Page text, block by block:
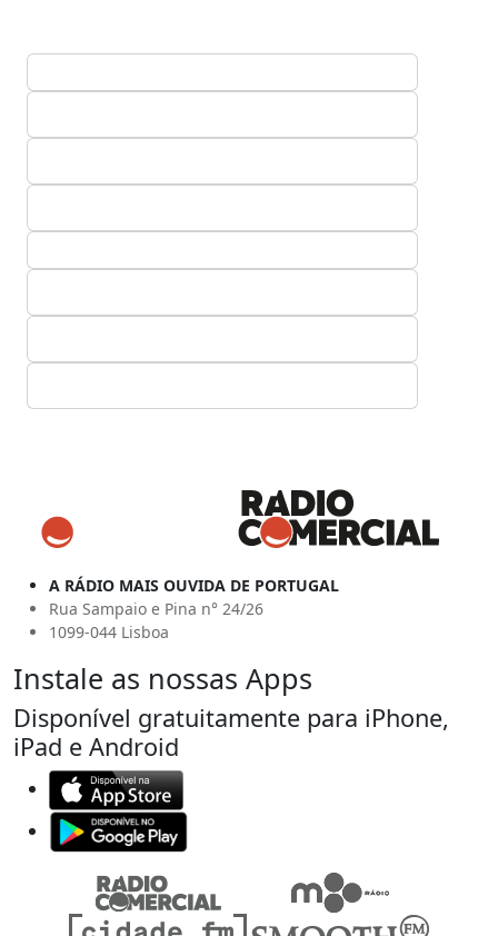
A RÁDIO MAIS OUVIDA DE PORTUGAL
Rua Sampaio e Pina n° 24/26
1099-044 Lisboa
Instale as nossas Apps
Disponível gratuitamente para iPhone,
iPad e Android